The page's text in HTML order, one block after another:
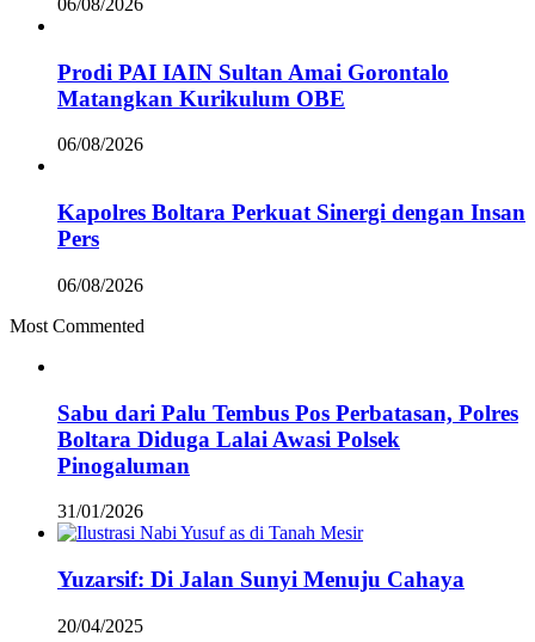
06/08/2026
Prodi PAI IAIN Sultan Amai Gorontalo
Matangkan Kurikulum OBE
06/08/2026
Kapolres Boltara Perkuat Sinergi dengan Insan
Pers
06/08/2026
Most Commented
Sabu dari Palu Tembus Pos Perbatasan, Polres
Boltara Diduga Lalai Awasi Polsek
Pinogaluman
31/01/2026
Yuzarsif: Di Jalan Sunyi Menuju Cahaya
20/04/2025